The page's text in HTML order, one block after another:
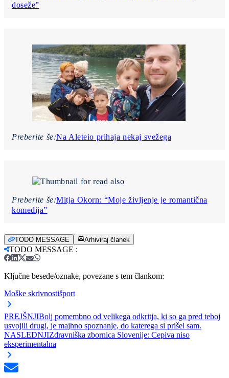
doseže”
Preberite še:Na Aleteio prihaja nekaj svežega
Preberite še:Mitja Okorn: “Moje življenje je romantična
komedija”
TODO MESSAGE Arhiviraj članek
TODO MESSAGE :
Ključne besede/oznake, povezane s tem člankom:
Moške skrivnostišport
PREJŠNJIBolj pomembno od velikega odkritja, ki so ga pred teboj
usvojili drugi, je majhno spoznanje, do katerega si prišel sam.
NASLEDNJIZdravniška zbornica Slovenije: Cepiva niso
eksperimentalna